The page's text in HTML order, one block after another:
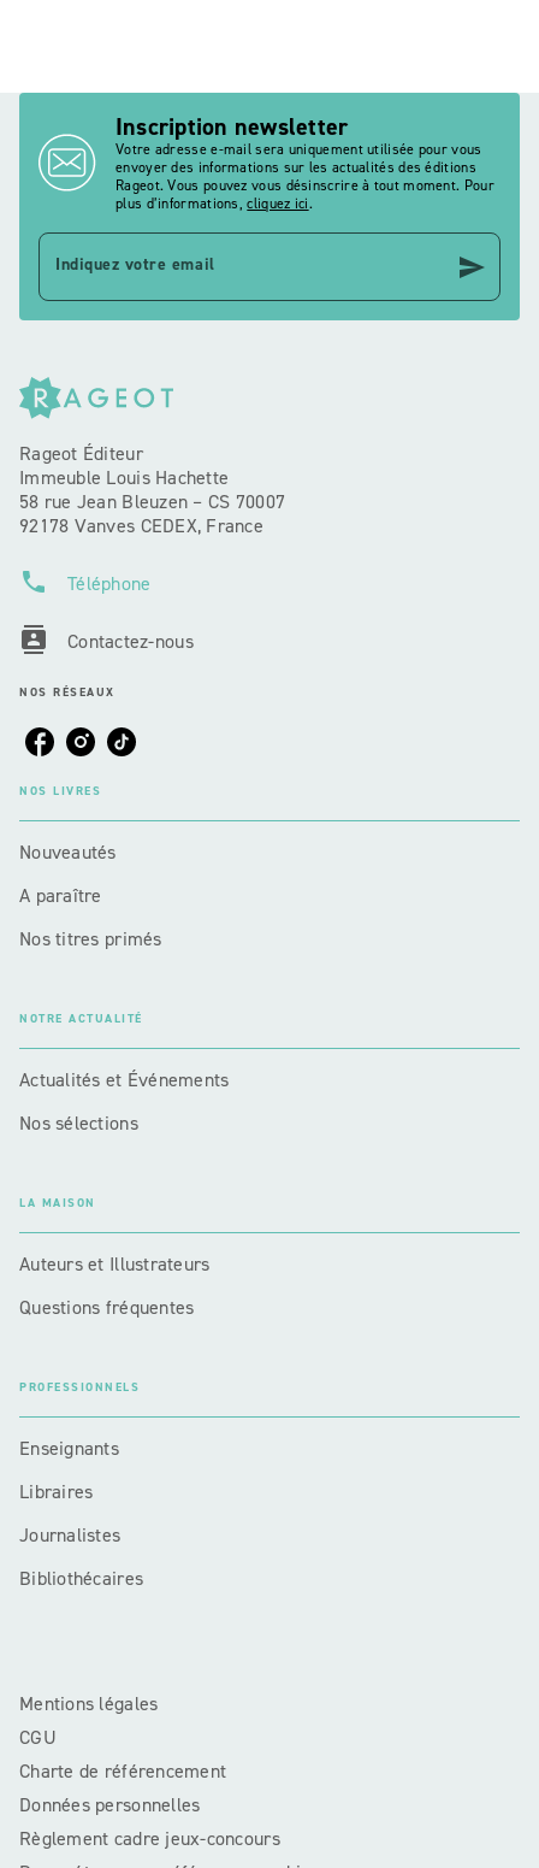
Inscription newsletter
Votre adresse e-mail sera uniquement utilisée pour vous
envoyer des informations sur les actualités des éditions
Rageot. Vous pouvez vous désinscrire à tout moment. Pour
plus d’informations,cliquez ici.
Indiquez votre email send
Rageot Éditeur
Immeuble Louis Hachette
58 rue Jean Bleuzen – CS 70007
92178 Vanves CEDEX, France
phone Téléphone
contacts Contactez-nous
NOS RÉSEAUX
NOS LIVRES
Nouveautés
A paraître
Nos titres primés
NOTRE ACTUALITÉ
Actualités et Événements
Nos sélections
LA MAISON
Auteurs et Illustrateurs
Questions fréquentes
PROFESSIONNELS
Enseignants
Libraires
Journalistes
Bibliothécaires
Mentions légales
CGU
Charte de référencement
Données personnelles
Règlement cadre jeux-concours